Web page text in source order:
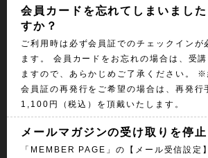
会員カードを忘れてしまいまし
すか？
ご利用時は必ず会員証でのチェックインが
ます。 会員カードをお忘れの場合は、受
ますので、あらかじめご了承ください。
会員証の再発行をご希望の場合は、再発行
1,100円（税込）を頂戴いたします。
メールマガジンの受け取りを停止
「MEMBER PAGE」の【メール受信設定